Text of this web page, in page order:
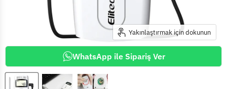
Yakınlaştırmak için dokunun
WhatsApp ile Sipariş Ver